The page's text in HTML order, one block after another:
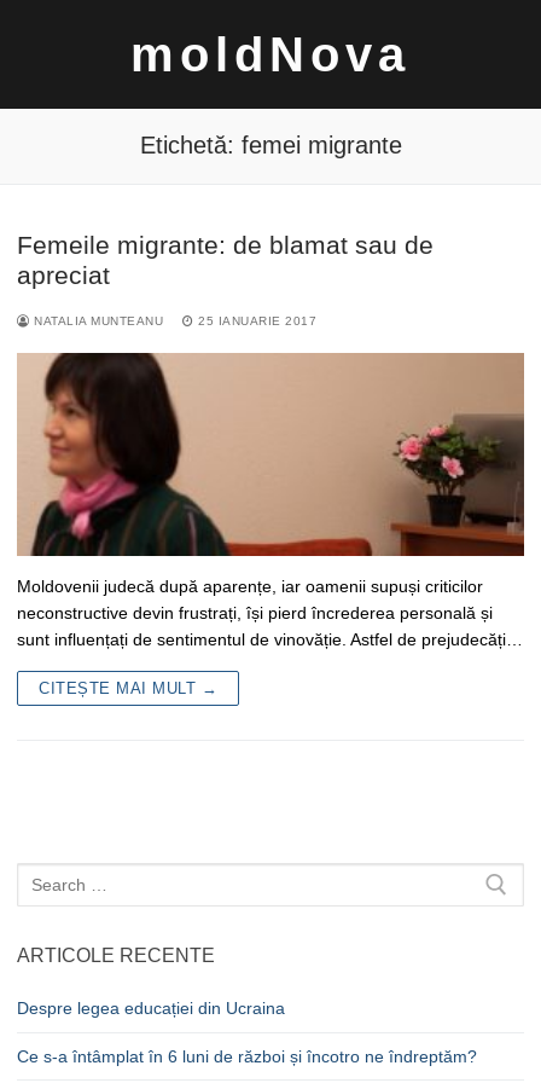
moldNova
Caută
după:
Etichetă: femei migrante
Femeile migrante: de blamat sau de
apreciat
NATALIA MUNTEANU 25 IANUARIE 2017
Moldovenii judecă după aparențe, iar oamenii supuși criticilor
neconstructive devin frustrați, își pierd încrederea personală și
sunt influențați de sentimentul de vinovăție. Astfel de prejudecăți…
CITEȘTE MAI MULT →
Caută
după:
ARTICOLE RECENTE
Despre legea educației din Ucraina
Ce s-a întâmplat în 6 luni de război și încotro ne îndreptăm?